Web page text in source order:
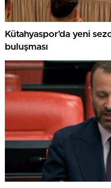
Kütahyaspor’da yeni
buluşması